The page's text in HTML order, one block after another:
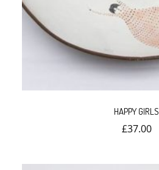
HAPPY GIRLS
£37.00